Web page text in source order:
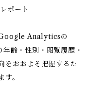
ポート
Google Analyticsの
齢・性別・閲覧履歴・
をおおよそ把握するた
。